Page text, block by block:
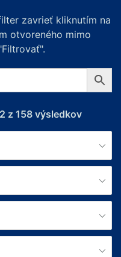
zavrieť kliknutím na
otvoreného mimo
z 158 výsledkov